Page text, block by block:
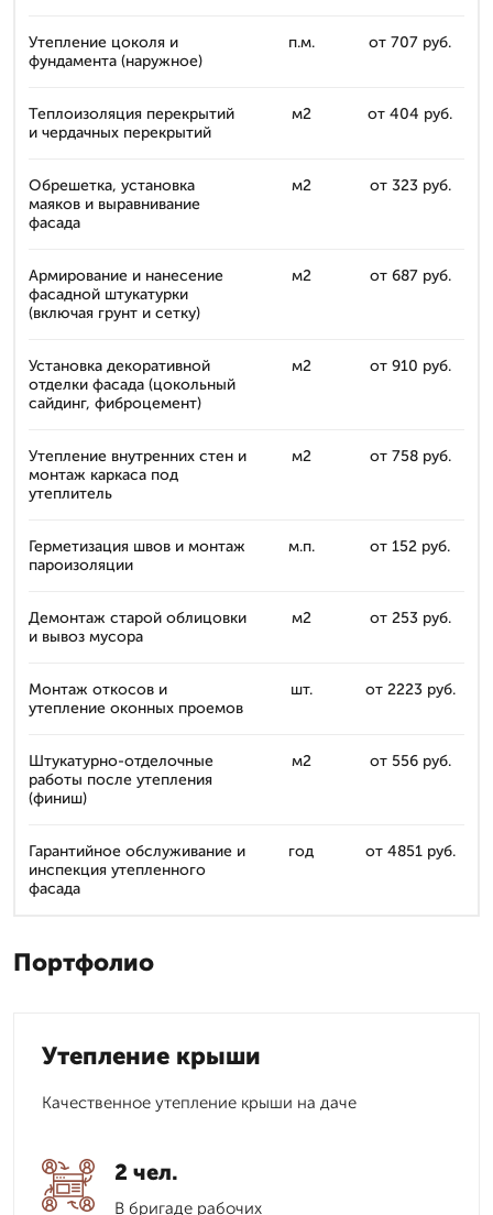
Утепление цоколя и
фундамента (наружное)
п.м. от 707 руб.
Теплоизоляция перекрытий
и чердачных перекрытий
м2 от 404 руб.
Обрешетка, установка
маяков и выравнивание
фасада
м2 от 323 руб.
Армирование и нанесение
фасадной штукатурки
(включая грунт и сетку)
м2 от 687 руб.
Установка декоративной
отделки фасада (цокольный
сайдинг, фиброцемент)
м2 от 910 руб.
Утепление внутренних стен и
монтаж каркаса под
утеплитель
м2 от 758 руб.
Герметизация швов и монтаж
пароизоляции
м.п. от 152 руб.
Демонтаж старой облицовки
и вывоз мусора
м2 от 253 руб.
Монтаж откосов и
утепление оконных проемов
шт. от 2223 руб.
Штукатурно-отделочные
работы после утепления
(финиш)
м2 от 556 руб.
Гарантийное обслуживание и
инспекция утепленного
фасада
год от 4851 руб.
Портфолио
Утепление крыши
Качественное утепление крыши на даче
2 чел.
В бригаде рабочих